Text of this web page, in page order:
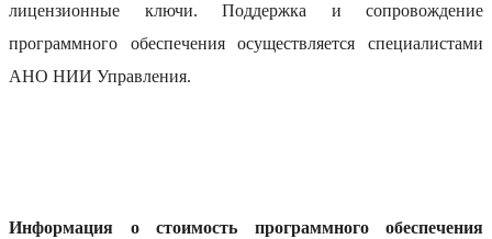
лицензионные ключи. Поддержка и сопровождение
программного обеспечения осуществляется специалистами
АНО НИИ Управления.
Информация о стоимость программного обеспечения